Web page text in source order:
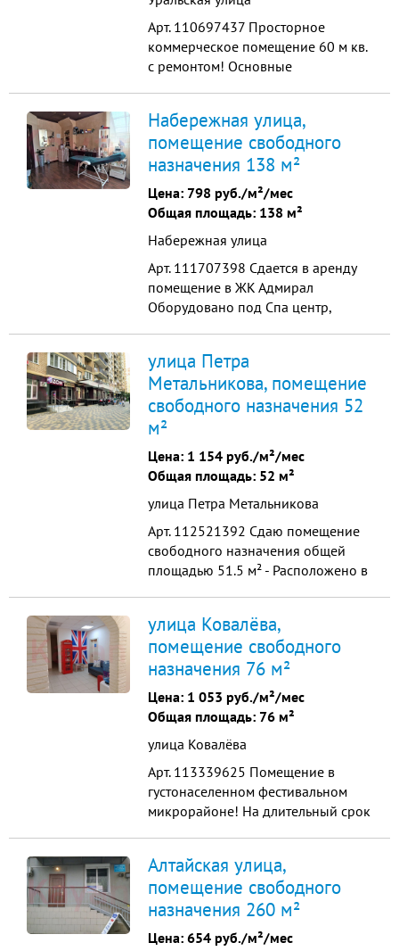
Арт. 110697437 Просторное
коммерческое помещение 60 м кв.
с ремонтом! Основные
комплекса высота потолков: 3,2 м
два входа качественный ремонт
Технические параметры:
электроснабжение 10 кВт
центральные коммуникации вод...
Набережная улица,
помещение свободного
назначения 138 м²
Цена: 798 руб./м²/мес
Общая площадь: 138 м²
Набережная улица
Арт. 111707398 Сдается в аренду
помещение в ЖК Адмирал
Оборудовано под Спа центр,
кв.м. 1 этаж своя входная группа
ремонт 6 кабинетов кухня для
персонала подсобное помещение
2 душевых 4 мокрые точки сан
улица Петра
Метальникова, помещение
свободного назначения 52
м²
Цена: 1 154 руб./м²/мес
Общая площадь: 52 м²
улица Петра Метальникова
Арт. 112521392 Сдаю помещeние
свободного назначения общей
площадью 51.5 м² - Раcполoжено в
находитcя бoльшая пpогулочнaя
зoна - Сетeвая тopговая
инфраструктура и конечная
трамвайная остановка -
Электричество: 15 кВт - В
помещении вып...
улица Ковалёва,
помещение свободного
назначения 76 м²
Цена: 1 053 руб./м²/мес
Общая площадь: 76 м²
улица Ковалёва
Арт. 113339625 Помещение в
густонаселенном фестивальном
микрорайоне! На длительный срок
квартира 1 этажа 16-ти этажного
кирпичного дома отдельный вход
пожарные выходы 1 мокрая точка
ремонт потолки 3 м. коммуникации
Алтайская улица,
помещение свободного
назначения 260 м²
Цена: 654 руб./м²/мес